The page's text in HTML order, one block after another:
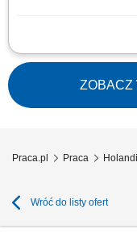
Kogo szukamy? Szukasz
doświadczenia? Zobacz
oraz warzyw! Czym
Waddinxveen
kontroli jakości oraz
ZOBACZ
Praca.pl Praca
Wróć do listy ofert